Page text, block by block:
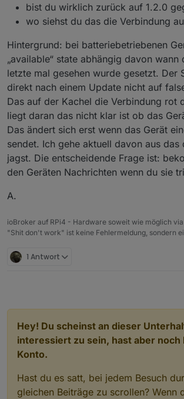
bist du wirklich zurück auf 1.2.0
wo siehst du das die Verbindung
Hintergrund: bei batteriebetriebenen
„available“ state abhängig davon wann
letzte mal gesehen wurde gesetzt. Der
direkt nach einem Update nicht auf
Das auf der Kachel die Verbindung rot
liegt daran das nicht klar ist ob das
Das ändert sich erst wenn das Gerät
sendet. Ich gehe aktuell davon aus das
jagst. Die entscheidende Frage ist:
den Geräten Nachrichten wenn du sie
A.
ioBroker auf RPi4 - Hardware soweit wie möglich
"Shit don't work" ist keine Fehlermeldung, sondern
1 Antwort
Hey! Du scheinst an dieser
interessiert zu sein, hast aber noch
Konto.
Hast du es satt, bei jedem Besuch
gleichen Beiträge zu scrollen? Wenn